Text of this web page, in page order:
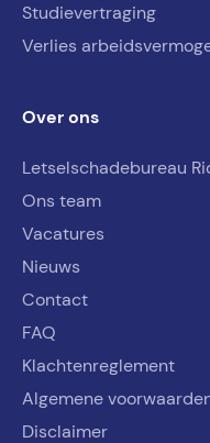
Studievertraging
Verlies
Over ons
Letselschadebureau
Ons team
Vacatures
Nieuws
Contact
FAQ
Klachtenreglement
Algemene
Disclaimer